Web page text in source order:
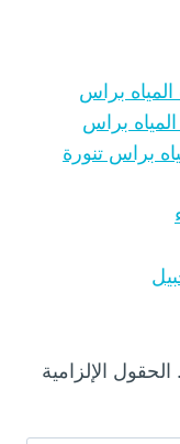
براس
براس
براس تنورة
الحقول الإلزامية